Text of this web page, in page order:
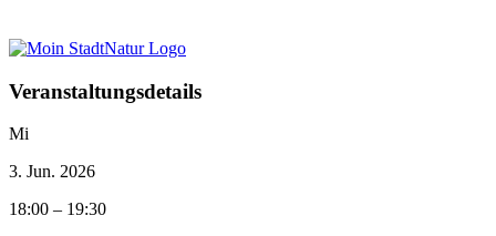
Veranstaltungsdetails
Mi
3. Jun. 2026
18:00 – 19:30